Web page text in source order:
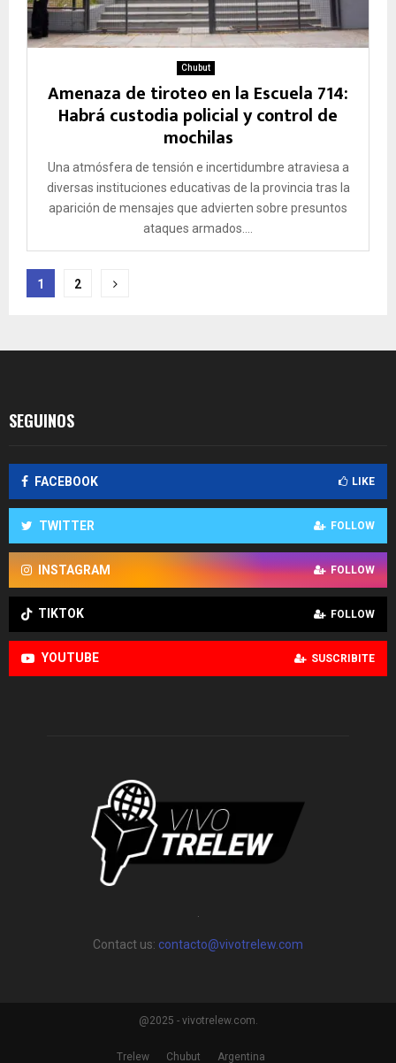
Chubut
Amenaza de tiroteo en la Escuela 714:
Habrá custodia policial y control de
mochilas
Una atmósfera de tensión e incertidumbre atraviesa a
diversas instituciones educativas de la provincia tras la
aparición de mensajes que advierten sobre presuntos
ataques armados....
Paginación
entradas
1 2
SEGUINOS
FACEBOOK LIKE
TWITTER FOLLOW
INSTAGRAM FOLLOW
TIKTOK FOLLOW
YOUTUBE SUSCRIBITE
.
Contact us: contacto@vivotrelew.com
@2025 - vivotrelew.com.
Trelew Chubut Argentina